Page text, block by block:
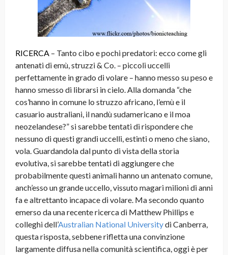
RICERCA – Tanto cibo e pochi predatori: ecco come gli
antenati di emù, struzzi & Co. – piccoli uccelli
perfettamente in grado di volare – hanno messo su peso e
hanno smesso di librarsi in cielo. Alla domanda “che
cos’hanno in comune lo struzzo africano, l’emù e il
casuario australiani, il nandù sudamericano e il moa
neozelandese?” si sarebbe tentati di rispondere che
nessuno di questi grandi uccelli, estinti o meno che siano,
vola. Guardandola dal punto di vista della storia
evolutiva, si sarebbe tentati di aggiungere che
probabilmente questi animali hanno un antenato comune,
anch’esso un grande uccello, vissuto magari milioni di anni
fa e altrettanto incapace di volare. Ma secondo quanto
emerso da una recente ricerca di Matthew Phillips e
colleghi dell’Australian National Universitydi Canberra,
questa risposta, sebbene rifletta una convinzione
largamente diffusa nella comunità scientifica, oggi è per